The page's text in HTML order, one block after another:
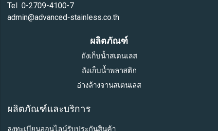
Tel 0-2709-4100-7
admin@advanced-stainless.co.th
ผลิตภัณฑ์
ถังเก็บน้ำสเตนเลส
ถังเก็บน้ำพลาสติก
อ่างล้างจานสเตนเลส
ผลิตภัณฑ์และบริการ
ลงทะเบียนออนไลน์รับประกันสินค้า